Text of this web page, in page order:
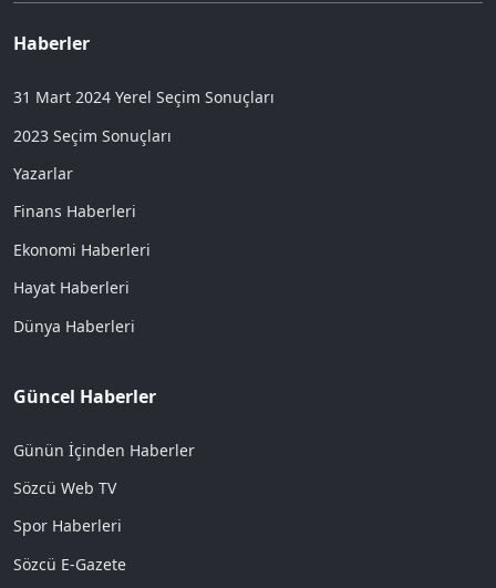
Haberler
31 Mart 2024 Yerel Seçim Sonuçları
2023 Seçim Sonuçları
Yazarlar
Finans Haberleri
Ekonomi Haberleri
Hayat Haberleri
Dünya Haberleri
Güncel Haberler
Günün İçinden Haberler
Sözcü Web TV
Spor Haberleri
Sözcü E-Gazete